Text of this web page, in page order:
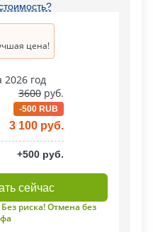
цена!
2026 год
3600 руб.
-500 RUB
3 100 руб.
+500 руб.
сейчас
риска! Отмена без